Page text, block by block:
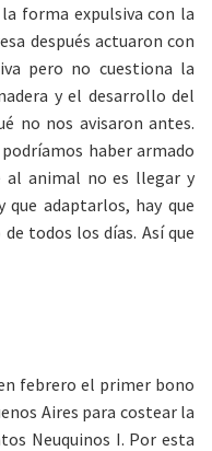
forma expulsiva con la
después actuaron con
pero no cuestiona la
y el desarrollo del
no nos avisaron antes.
haber armado
al animal no es llegar y
que adaptarlos, hay que
todos los días. Así que
febrero el primer bono
Aires para costear la
Neuquinos I. Por esta